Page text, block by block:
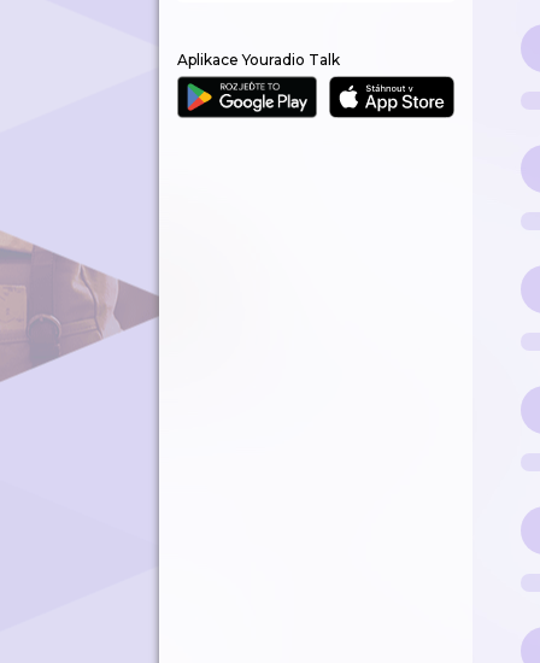
Aplikace Youradio Talk